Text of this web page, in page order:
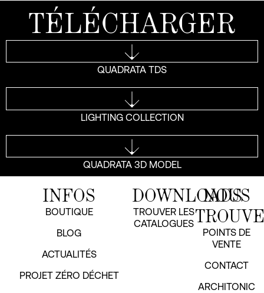
TÉLÉCHARGER
QUADRATA TDS
LIGHTING COLLECTION
QUADRATA 3D MODEL
INFOS
BOUTIQUE
BLOG
ACTUALITÉS
PROJET ZÉRO DÉCHET
DOWNLOADS
TROUVER LES
CATALOGUES
NOUS
POINTS DE
VENTE
CONTACT
ARCHITONIC